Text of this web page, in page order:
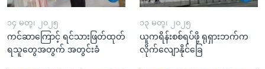
၁၄ မတ္၊ ၂၀၂၅
ကင်ဆာကြောင့် ရင်သားဖြတ်ထုတ်
ရသူတွေအတွက် အတွင်းခံ
၁၃ မတ္၊ ၂၀၂၅
ယူကရိန်းစစ်ရပ်ဖို့ ရုရှားဘက်က
လိုက်လျောနိုင်ခြေ